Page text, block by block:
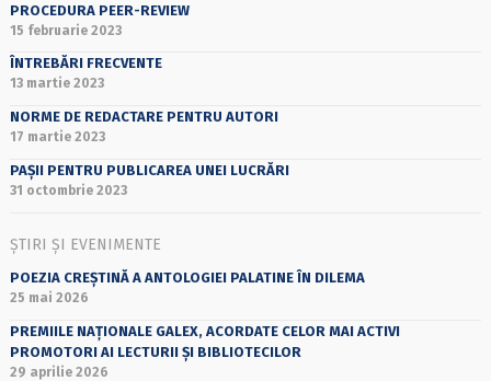
PROCEDURA PEER-REVIEW
15 februarie 2023
ÎNTREBĂRI FRECVENTE
13 martie 2023
NORME DE REDACTARE PENTRU AUTORI
17 martie 2023
PAȘII PENTRU PUBLICAREA UNEI LUCRĂRI
31 octombrie 2023
ȘTIRI ȘI EVENIMENTE
POEZIA CREȘTINĂ A ANTOLOGIEI PALATINE ÎN DILEMA
25 mai 2026
PREMIILE NAȚIONALE GALEX, ACORDATE CELOR MAI ACTIVI
PROMOTORI AI LECTURII ȘI BIBLIOTECILOR
29 aprilie 2026